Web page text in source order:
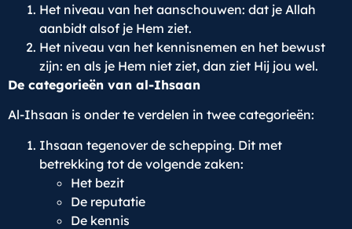
Het niveau van het aanschouwen: dat je Allah
aanbidt alsof je Hem ziet.
Het niveau van het kennisnemen en het bewust
zijn: en als je Hem niet ziet, dan ziet Hij jou wel.
De categorieën van al-Ihsaan
Al-Ihsaan is onder te verdelen in twee categorieën:
Ihsaan tegenover de schepping. Dit met
betrekking tot de volgende zaken:
Het bezit
De reputatie
De kennis